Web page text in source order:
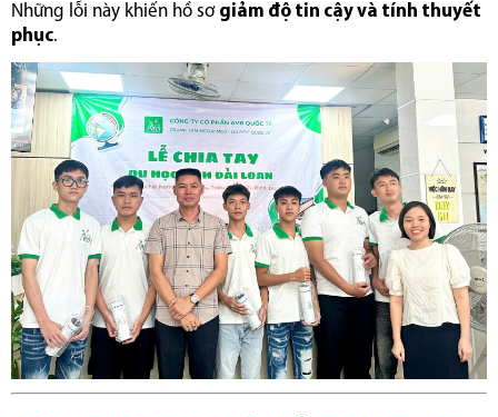
Những lỗi này khiến hồ sơ giảm độ tin cậy và tính thuyết
phục.